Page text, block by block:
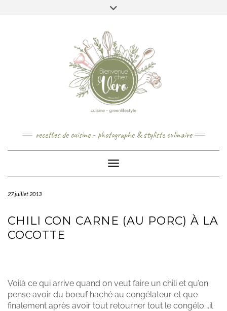
recettes de cuisine - photographe & styliste culinaire
Toggle Navigation
27 juillet 2013
CHILI CON CARNE (AU PORC) À LA
COCOTTE
Voilà ce qui arrive quand on veut faire un chili et qu’on
pense avoir du boeuf haché au congélateur et que
finalement après avoir tout retourner tout le congélo….il